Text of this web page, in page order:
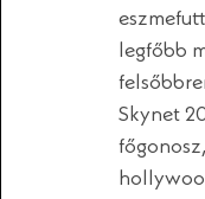
legfőbb
Skynet